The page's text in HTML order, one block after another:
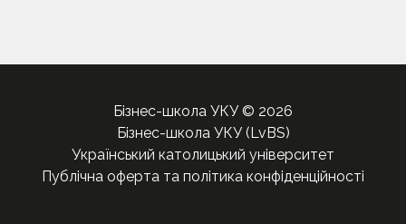
Бізнес-школа УКУ © 2026
Бізнес-школа УКУ (LvBS)
Український католицький університет
Публічна оферта та політика конфіденційності